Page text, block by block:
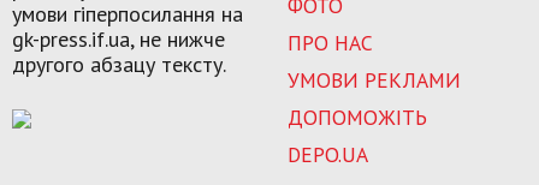
ФОТО
ПРО НАС
УМОВИ РЕКЛАМИ
ДОПОМОЖІТЬ
DEPO.UA
умови гіперпосилання на
gk-press.if.ua, не нижче
другого абзацу тексту.